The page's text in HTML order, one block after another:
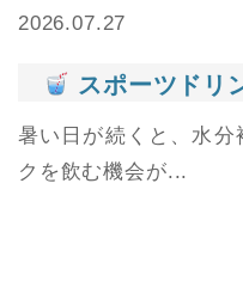
2026.07.27
スポーツドリンクは虫歯に
暑い日が続くと、水
クを飲む機会が...